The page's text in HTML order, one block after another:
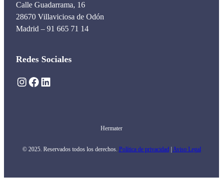
Calle Guadarrama, 16
28670 Villaviciosa de Odón
Madrid – 91 665 71 14
Redes Sociales
Instagram Facebook LinkedIn
Hermater
© 2025. Reservados todos los derechos. Política de privacidad| Aviso Legal